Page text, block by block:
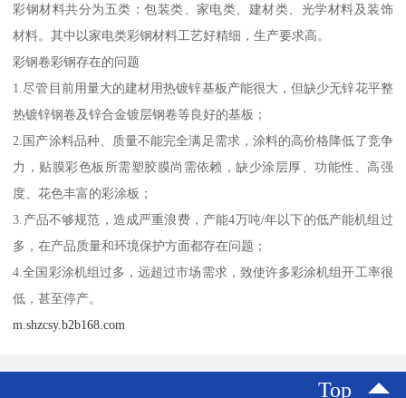
彩钢材料共分为五类：包装类、家电类、建材类、光学材料及装饰
材料。其中以家电类彩钢材料工艺好精细，生产要求高。
彩钢卷彩钢存在的问题
1.尽管目前用量大的建材用热镀锌基板产能很大，但缺少无锌花平整
热镀锌钢卷及锌合金镀层钢卷等良好的基板；
2.国产涂料品种、质量不能完全满足需求，涂料的高价格降低了竞争
力，贴膜彩色板所需塑胶膜尚需依赖，缺少涂层厚、功能性、高强
度、花色丰富的彩涂板；
3.产品不够规范，造成严重浪费，产能4万吨/年以下的低产能机组过
多，在产品质量和环境保护方面都存在问题；
4.全国彩涂机组过多，远超过市场需求，致使许多彩涂机组开工率很
低，甚至停产。
m.shzcsy.b2b168.com
Top